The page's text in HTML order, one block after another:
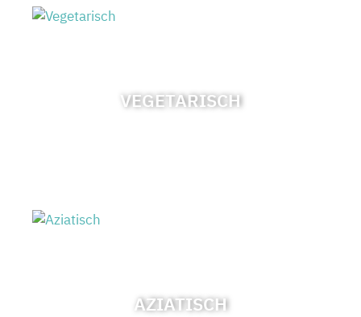
VEGETARISCH
AZIATISCH